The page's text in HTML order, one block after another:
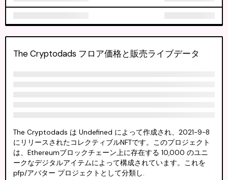
The Cryptodads フロア価格と販売ライブデータ
The Cryptodads は Undefined によって作成され、2021-9-8
にリリースされたコレクティブルNFTです。このプロジェクト
は、Ethereumブロックチェーン上に存在する 10,000 のユニ
ークなデジタルアイテムによって構成されています。これを
pfp/アバター プロジェクトとして分類し.